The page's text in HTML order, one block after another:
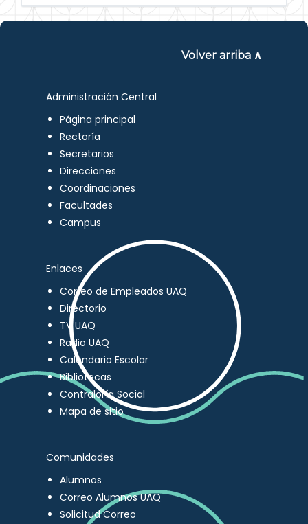
Volver arriba ∧
Administración Central
Página principal
Rectoría
Secretarios
Direcciones
Coordinaciones
Facultades
Campus
Enlaces
Correo de Empleados UAQ
Directorio
TV UAQ
Radio UAQ
Calendario Escolar
Bibliotecas
Contraloría Social
Mapa de sitio
Comunidades
Alumnos
Correo Alumnos UAQ
Solicitud Correo